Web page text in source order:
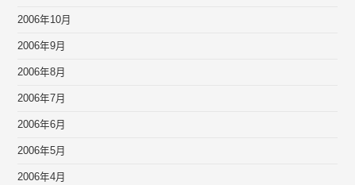
2006年10月
2006年9月
2006年8月
2006年7月
2006年6月
2006年5月
2006年4月